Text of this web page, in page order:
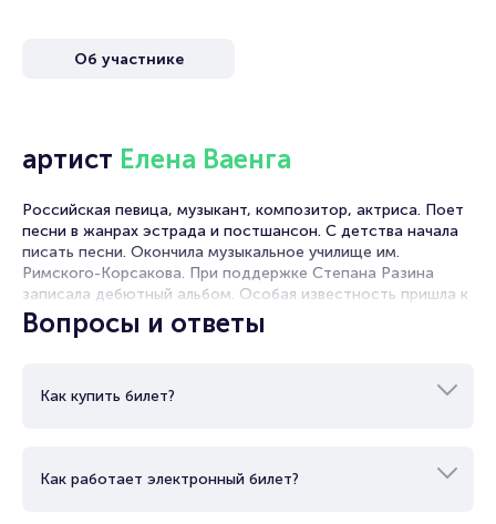
ваше имя занимает не более двух минут. Билеты на
читайте в разделах:
Продать билет
Брокерам
Организаторам
Об участнике
артист Елена Ваенга
Российская певица, музыкант, композитор, актриса. Поет
песни в жанрах эстрада и постшансон. С детства начала
писать песни. Окончила музыкальное училище им.
Римского-Корсакова. При поддержке Степана Разина
записала дебютный альбом. Особая известность пришла к
ней после релиза альбома «Белая птица». Певица не раз
побеждала в номинациях различных песенных конкурсов. В
дворце. В дискографии исполнительницы 12 студийных
Вопросы и ответы
Как купить билет?
Как работает электронный билет?